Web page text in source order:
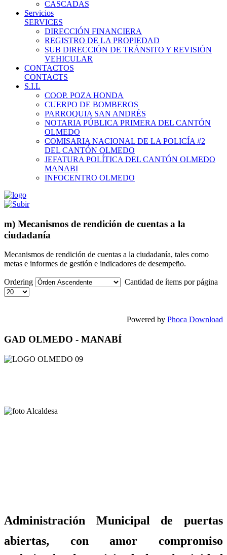
CASCADAS
Servicios
SERVICES
DIRECCIÓN FINANCIERA
REGISTRO DE LA PROPIEDAD
SUB DIRECCIÓN DE TRÁNSITO Y REVISIÓN
VEHICULAR
CONTACTOS
CONTACTS
S.I.L
COOP. POZA HONDA
CUERPO DE BOMBEROS
PARROQUIA SAN ANDRÉS
NOTARIA PÚBLICA PRIMERA DEL CANTÓN
OLMEDO
COMISARIA NACIONAL DE LA POLICÍA #2
DEL CANTÓN OLMEDO
JEFATURA POLÍTICA DEL CANTÓN OLMEDO
MANABI
INFOCENTRO OLMEDO
m) Mecanismos de rendición de cuentas a la
ciudadanía
Mecanismos de rendición de cuentas a la ciudadanía, tales como
metas e informes de gestión e indicadores de desempeño.
Ordering Cantidad de ítems por página
Powered by Phoca Download
GAD OLMEDO - MANABÍ
Administración Municipal de puertas
abiertas, con amor compromiso